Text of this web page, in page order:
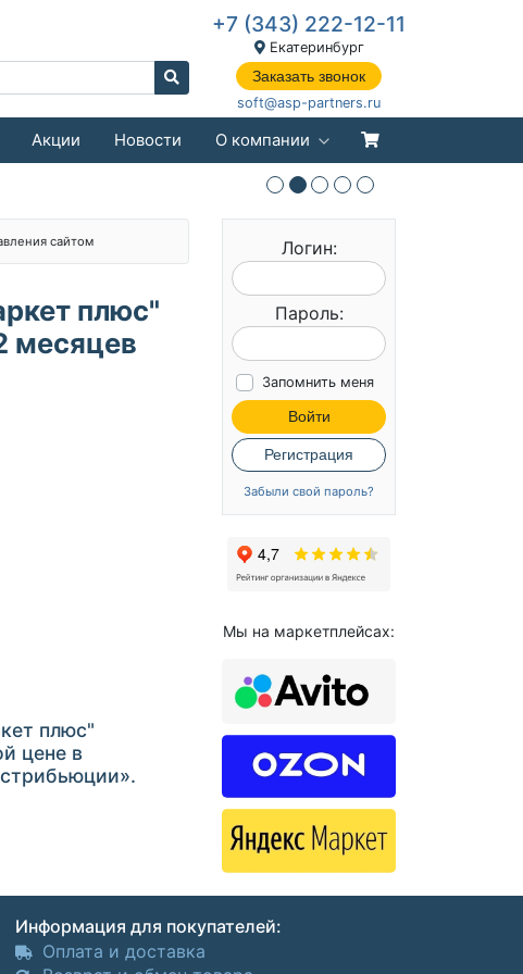
+7 (343) 222-12-11
Екатеринбург
Заказать звонок
soft@asp-partners.ru
Акции Новости О компании
сайтом
плюс"
месяцев
плюс"
цене в
Логин:
Пароль:
Запомнить меня
Войти
Регистрация
Забыли свой пароль?
Мы на маркетплейсах:
Информация для покупателей:
Оплата и доставка